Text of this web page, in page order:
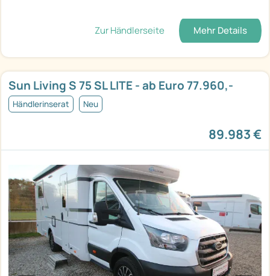
Zur Händlerseite Mehr Details
Sun Living S 75 SL LITE - ab Euro 77.960,-
Händlerinserat Neu
89.983 €